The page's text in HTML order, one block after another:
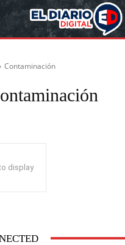
Contaminación
display